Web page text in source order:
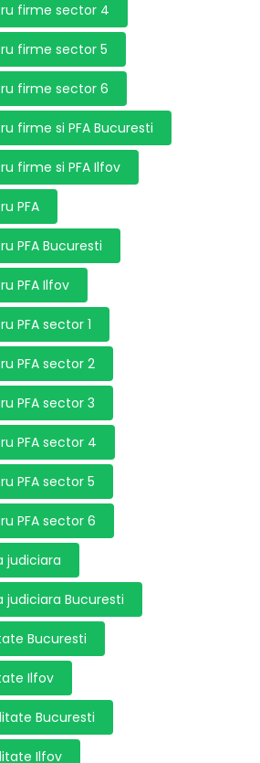
firme sector 4
firme sector 5
firme sector 6
firme si PFA Bucuresti
firme si PFA Ilfov
PFA
PFA Bucuresti
PFA Ilfov
PFA sector 1
PFA sector 2
PFA sector 3
PFA sector 4
PFA sector 5
PFA sector 6
judiciara
judiciara Bucuresti
Bucuresti
Ilfov
Bucuresti
Ilfov